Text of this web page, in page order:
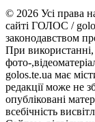
© 2026 Усі права
сайті ГОЛОС /
законодавством
При
фото-
golos.te.ua має
редакції може не
опубліковані
всебічність